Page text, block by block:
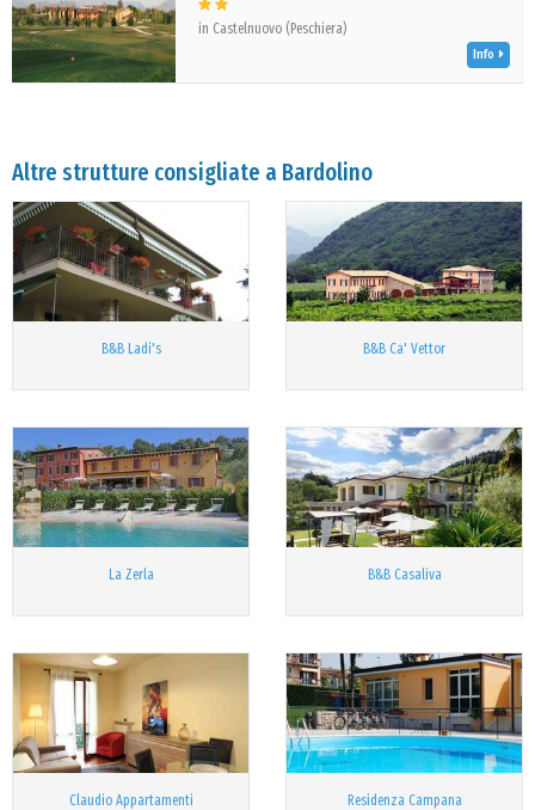
in Castelnuovo (Peschiera)
Info
Altre strutture consigliate a Bardolino
B&B Ladi's B&B Ca' Vettor
La Zerla B&B Casaliva
Claudio Appartamenti Residenza Campana